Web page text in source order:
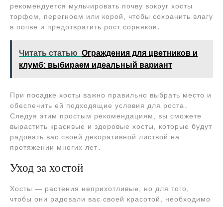
рекомендуется мульчировать почву вокруг хосты
торфом, перегноем или корой, чтобы сохранить влагу
в почве и предотвратить рост сорняков․
Читать статью Ограждения для цветников и
клумб: выбираем идеальный вариант
При посадке хосты важно правильно выбрать место и
обеспечить ей подходящие условия для роста․
Следуя этим простым рекомендациям, вы сможете
вырастить красивые и здоровые хосты, которые будут
радовать вас своей декоративной листвой на
протяжении многих лет․
Уход за хостой
Хосты ― растения неприхотливые, но для того,
чтобы они радовали вас своей красотой, необходимо